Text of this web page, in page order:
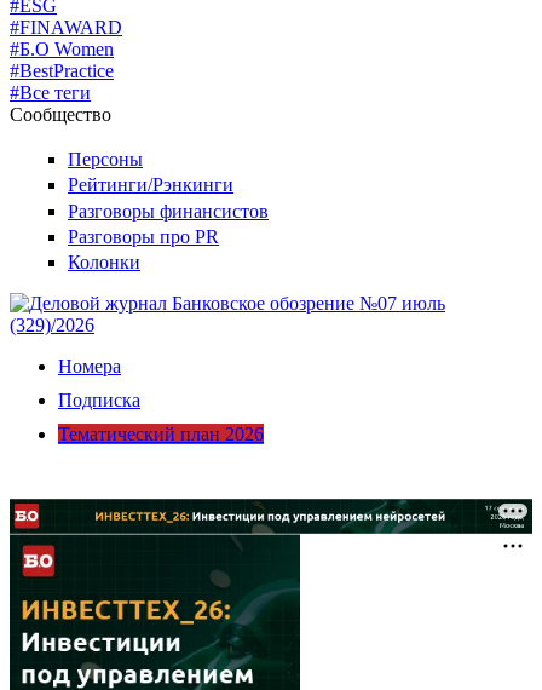
#ESG
#FINAWARD
#Б.О Women
#BestPractice
#Все теги
Сообщество
Персоны
Рейтинги/Рэнкинги
Разговоры финансистов
Разговоры про PR
Колонки
Номера
Подписка
Тематический план 2026